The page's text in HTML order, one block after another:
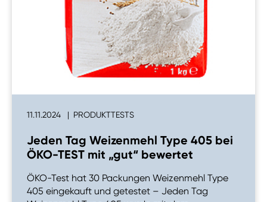
11.11.2024 PRODUKTTESTS
Jeden Tag Weizenmehl Type 405 bei
ÖKO-TEST mit „gut“ bewertet
ÖKO-Test hat 30 Packungen Weizenmehl Type
405 eingekauft und getestet – Jeden Tag